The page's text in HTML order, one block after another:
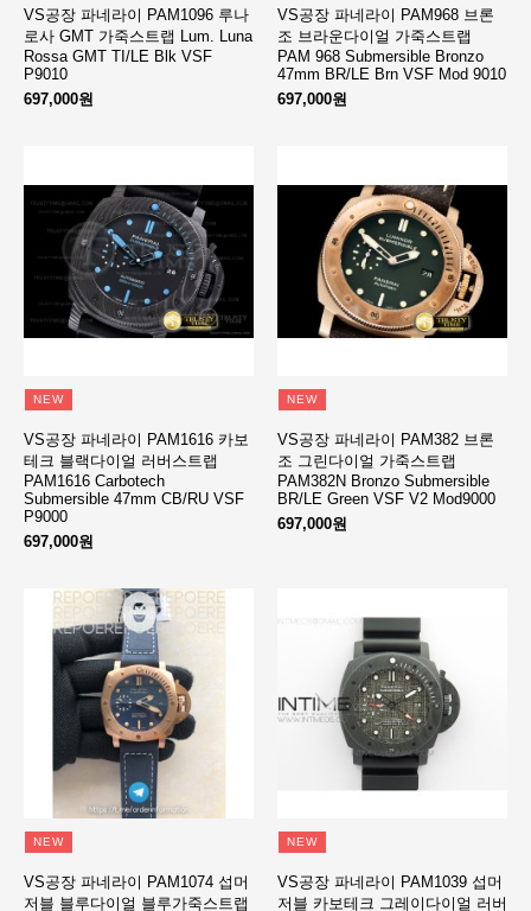
VS공장 파네라이 PAM1096 루나
로사 GMT 가죽스트랩 Lum. Luna
Rossa GMT TI/LE Blk VSF
P9010
697,000원
VS공장 파네라이 PAM968 브론
조 브라운다이얼 가죽스트랩
PAM 968 Submersible Bronzo
47mm BR/LE Brn VSF Mod 9010
697,000원
NEW
VS공장 파네라이 PAM1616 카보
테크 블랙다이얼 러버스트랩
PAM1616 Carbotech
Submersible 47mm CB/RU VSF
P9000
697,000원
NEW
VS공장 파네라이 PAM382 브론
조 그린다이얼 가죽스트랩
PAM382N Bronzo Submersible
BR/LE Green VSF V2 Mod9000
697,000원
NEW
VS공장 파네라이 PAM1074 섭머
저블 블루다이얼 블루가죽스트랩
NEW
VS공장 파네라이 PAM1039 섭머
저블 카보테크 그레이다이얼 러버